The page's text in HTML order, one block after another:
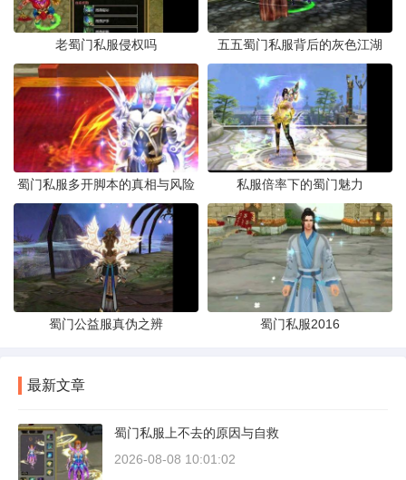
老蜀门私服侵权吗 五五蜀门私服背后的灰色江湖
蜀门私服多开脚本的真相与风险 私服倍率下的蜀门魅力
蜀门公益服真伪之辨 蜀门私服2016
最新文章
蜀门私服上不去的原因与自救
2026-08-08 10:01:02